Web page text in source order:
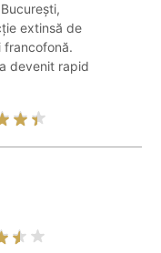
extinsă de
francofonă.
devenit rapid